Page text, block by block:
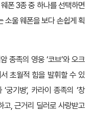
폰 3종 중 하나를 선택하면
소울 웨폰을 보다 손쉽게 획
종족의 영웅 ‘코브’와 오크
초월적 힘을 발휘할 수 있
궁기병’, 카라이 종족의 ‘창
고, 근거리 딜러로 사랑받고